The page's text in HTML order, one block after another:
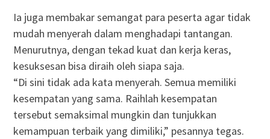
Ia juga membakar semangat para peserta agar tidak
mudah menyerah dalam menghadapi tantangan.
Menurutnya, dengan tekad kuat dan kerja keras,
kesuksesan bisa diraih oleh siapa saja.
“Di sini tidak ada kata menyerah. Semua memiliki
kesempatan yang sama. Raihlah kesempatan
tersebut semaksimal mungkin dan tunjukkan
kemampuan terbaik yang dimiliki,” pesannya tegas.